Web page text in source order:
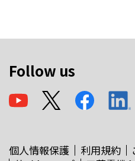
Follow us
個人情報保護 利用規約